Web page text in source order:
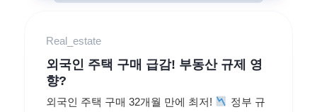
Real_estate
외국인 주택 구매 급감! 부동산 규제 영
향?
외국인 주택 구매 32개월 만에 최저!
정부 규